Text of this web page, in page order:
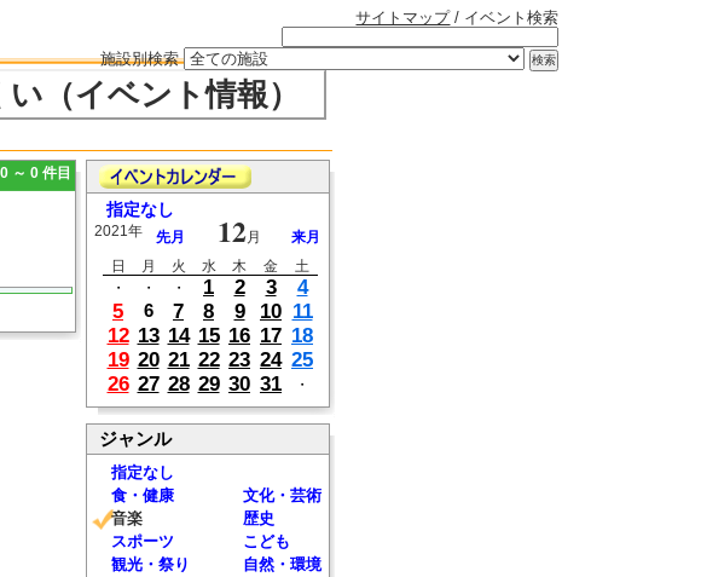
サイトマップ/ イベント検索
施設別検索
（イベント情報）
～ 0 件目
指定なし
2021年 先月 12月
来月
日
月 火 水 木 金
土
・
・ ・ 1 2 3
4
5
6 7 8 9 10 11
12 13 14 15 16 17 18
19 20 21 22 23 24 25
26 27 28 29 30 31 ・
ジャンル
指定なし
食・健康
文化・芸術
音楽
歴史
スポーツ
こども
観光・祭り
自然・環境